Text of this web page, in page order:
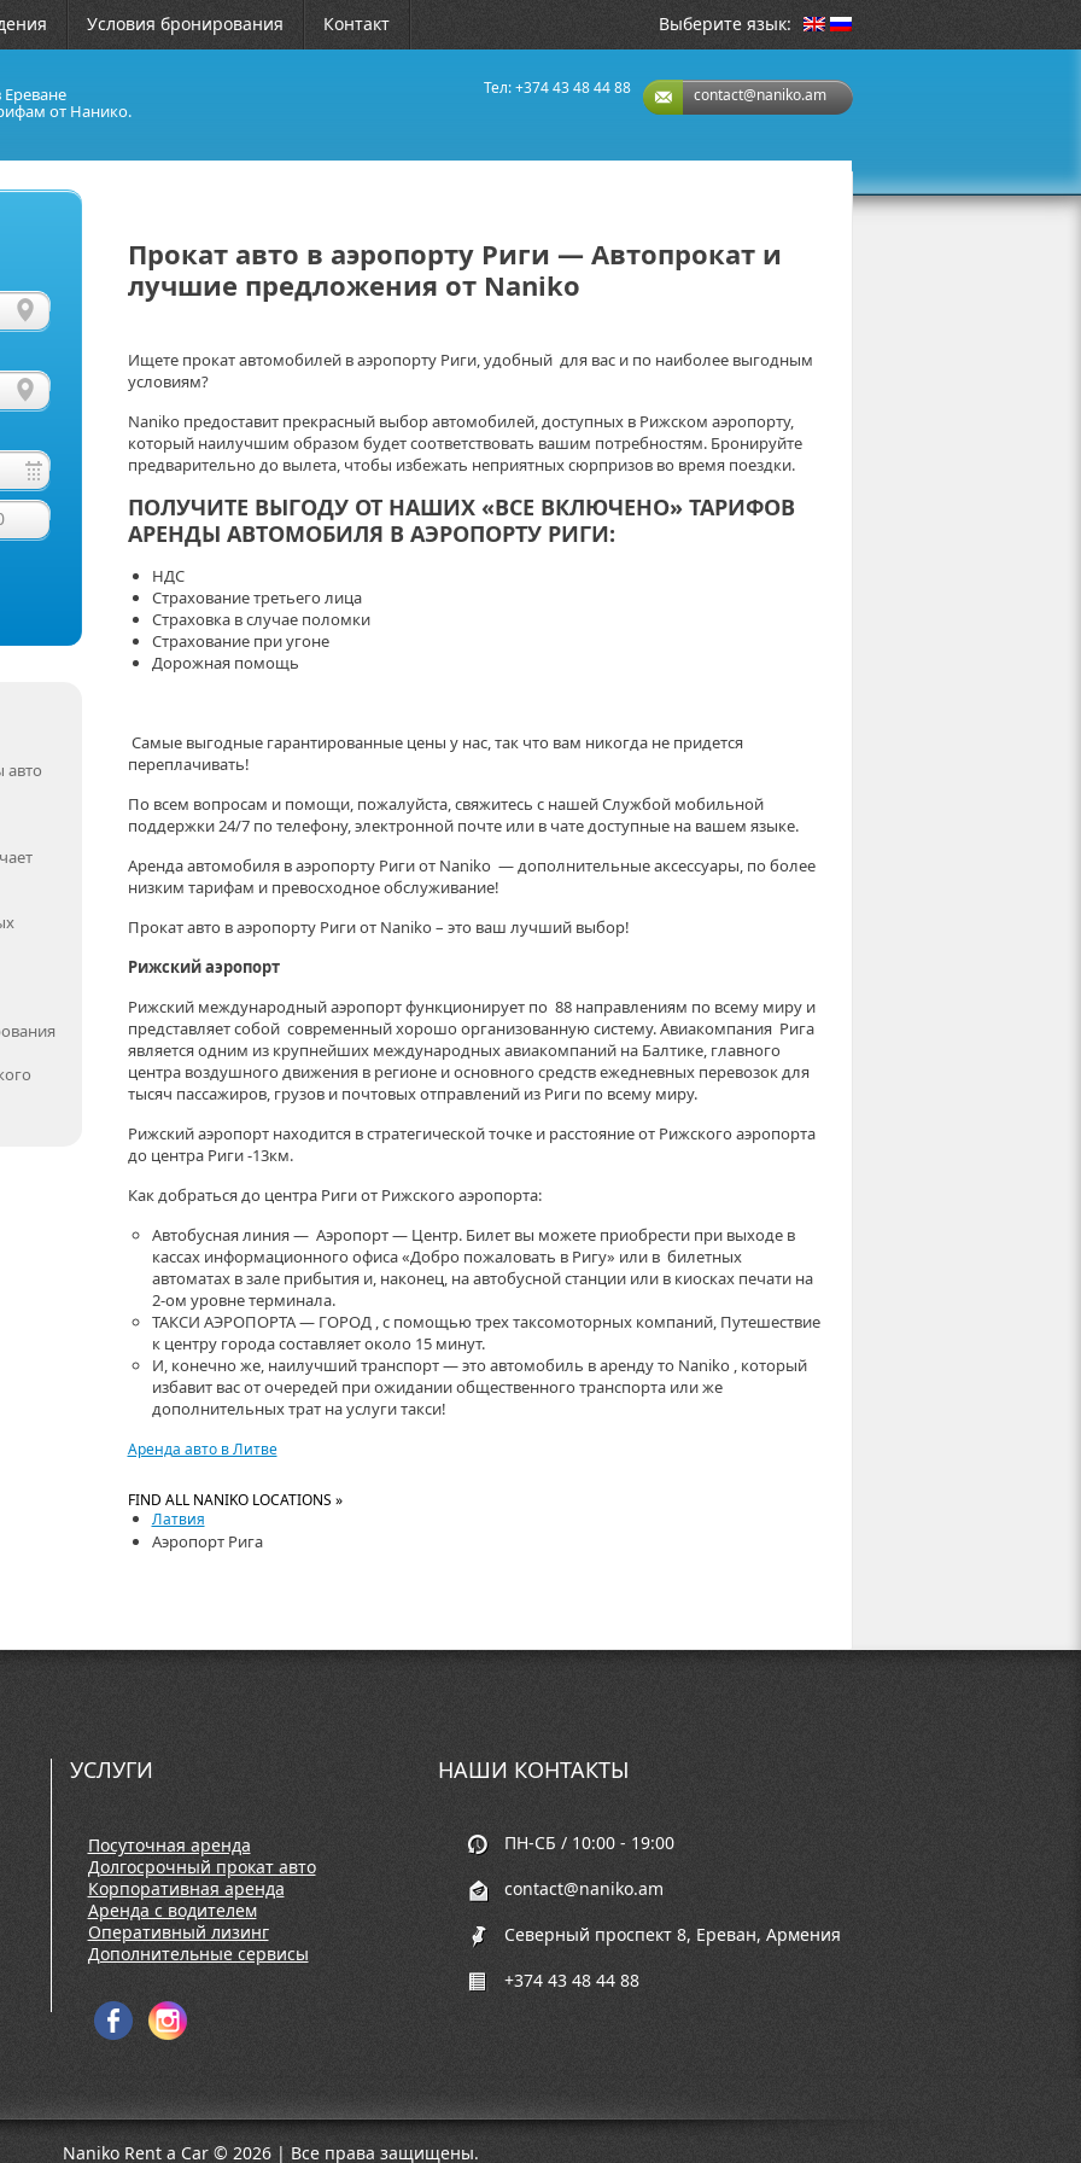
Условия бронирования Контакт Выберите язык:
Ереване
от Нанико.
contact@naniko.am
Тел: +374 43 48 44 88
авто
Прокат авто в аэропорту Риги — Автопрокат и
лучшие предложения от Naniko
Ищете прокат автомобилей в аэропорту Риги, удобный для вас и по наиболее выгодным
условиям?
Naniko предоставит прекрасный выбор автомобилей, доступных в Рижском аэропорту,
который наилучшим образом будет соответствовать вашим потребностям. Бронируйте
предварительно до вылета, чтобы избежать неприятных сюрпризов во время поездки.
ПОЛУЧИТЕ ВЫГОДУ ОТ НАШИХ «ВСЕ ВКЛЮЧЕНО» ТАРИФОВ
АРЕНДЫ АВТОМОБИЛЯ В АЭРОПОРТУ РИГИ:
НДС
Страхование третьего лица
Страховка в случае поломки
Страхование при угоне
Дорожная помощь
Самые выгодные гарантированные цены у нас, так что вам никогда не придется
переплачивать!
По всем вопросам и помощи, пожалуйста, свяжитесь с нашей Службой мобильной
поддержки 24/7 по телефону, электронной почте или в чате доступные на вашем языке.
Аренда автомобиля в аэропорту Риги от Naniko — дополнительные аксессуары, по более
низким тарифам и превосходное обслуживание!
Прокат авто в аэропорту Риги от Naniko – это ваш лучший выбор!
Рижский аэропорт
Рижский международный аэропорт функционирует по 88 направлениям по всему миру и
представляет собой современный хорошо организованную систему. Авиакомпания Рига
является одним из крупнейших международных авиакомпаний на Балтике, главного
центра воздушного движения в регионе и основного средств ежедневных перевозок для
тысяч пассажиров, грузов и почтовых отправлений из Риги по всему миру.
Рижский аэропорт находится в стратегической точке и расстояние от Рижского аэропорта
до центра Риги -13км.
Как добраться до центра Риги от Рижского аэропорта:
Автобусная линия — Аэропорт — Центр. Билет вы можете приобрести при выходе в
кассах информационного офиса «Добро пожаловать в Ригу» или в билетных
автоматах в зале прибытия и, наконец, на автобусной станции или в киосках печати на
2-ом уровне терминала.
ТАКСИ АЭРОПОРТА — ГОРОД , с помощью трех таксомоторных компаний, Путешествие
к центру города составляет около 15 минут.
И, конечно же, наилучший транспорт — это автомобиль в аренду то Naniko , который
избавит вас от очередей при ожидании общественного транспорта или же
дополнительных трат на услуги такси!
Аренда авто в Литве
FIND ALL NANIKO LOCATIONS »
Латвия
Аэропорт Рига
УСЛУГИ
Посуточная аренда
Долгосрочный прокат авто
Корпоративная аренда
Аренда с водителем
Оперативный лизинг
Дополнительные сервисы
НАШИ КОНТАКТЫ
ПН-СБ / 10:00 - 19:00
contact@naniko.am
Северный проспект 8, Ереван, Армения
+374 43 48 44 88
Naniko Rent a Car © 2026 | Все права защищены.